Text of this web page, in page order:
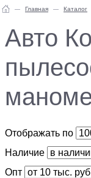
Главная Каталог
Авто
Отображать по
Наличие
Опт